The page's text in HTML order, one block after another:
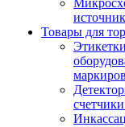
Товары для